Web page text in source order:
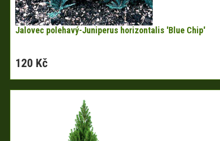
Jalovec polehavý-Juniperus horizontalis 'Blue Chip'
120 Kč